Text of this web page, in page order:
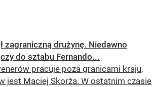
zagraniczną drużynę. Niedawno
do sztabu Fernando...
pracuje poza granicami kraju,
jest Maciej Skorża. W ostatnim czasie